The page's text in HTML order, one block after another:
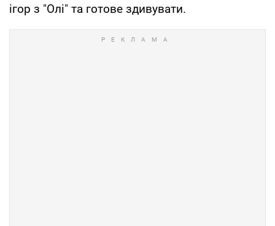
ігор з "Олі" та готове здивувати.